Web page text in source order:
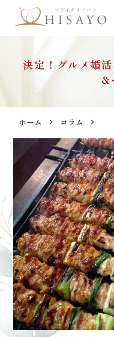
決定！グルメ婚
&
ホーム コラム